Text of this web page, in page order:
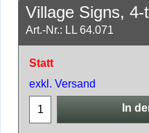
Village Signs, 4-
Art.-Nr.: LL 64.071
Statt
exkl. Versand
In